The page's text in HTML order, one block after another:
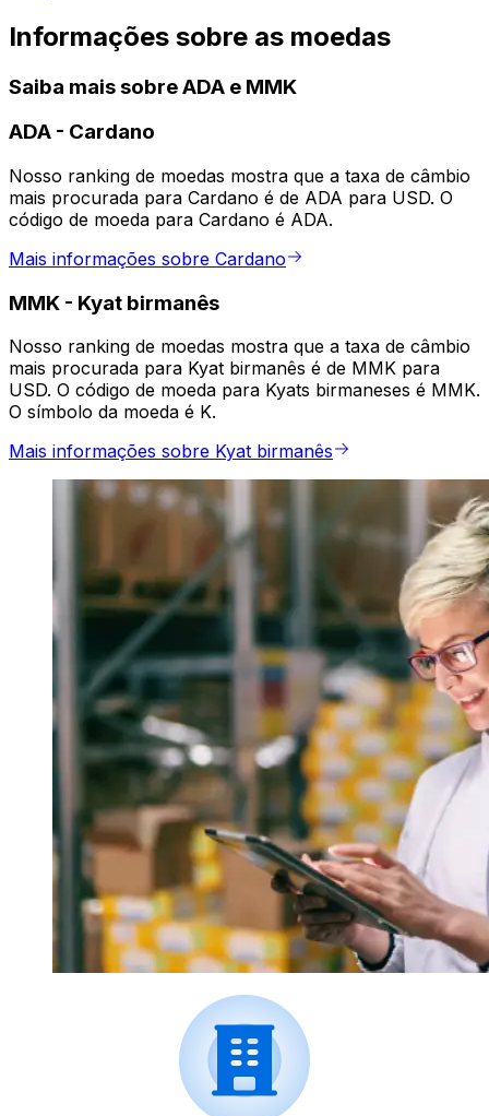
Informações sobre as moedas
Saiba mais sobre ADA e MMK
ADA - Cardano
Nosso ranking de moedas mostra que a taxa de câmbio
mais procurada para Cardano é de ADA para USD. O
código de moeda para Cardano é ADA.
Mais informações sobre Cardano
MMK - Kyat birmanês
Nosso ranking de moedas mostra que a taxa de câmbio
mais procurada para Kyat birmanês é de MMK para
USD. O código de moeda para Kyats birmaneses é MMK.
O símbolo da moeda é K.
Mais informações sobre Kyat birmanês